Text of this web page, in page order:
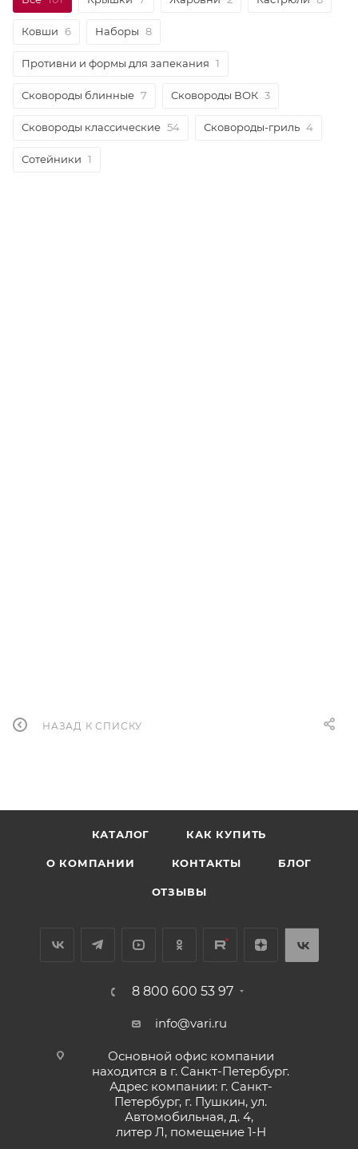
Ковши 6 Наборы 8
Противни и формы для запекания 1
Сковороды блинные 7 Сковороды ВОК 3
Сковороды классические 54 Сковороды-гриль 4
Сотейники 1
НАЗАД К СПИСКУ
КАТАЛОГ КАК КУПИТЬ
О КОМПАНИИ КОНТАКТЫ БЛОГ
ОТЗЫВЫ
8 800 600 53 97
info@vari.ru
Основной офис компании
находится в г. Санкт-Петербург.
Адрес компании: г. Санкт-
Петербург, г. Пушкин, ул.
Автомобильная, д. 4,
литер Л, помещение 1-Н